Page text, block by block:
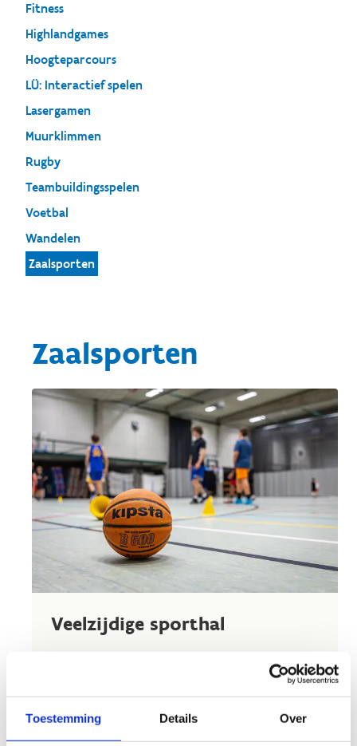
Toestemming Details Over
Fitness
Highlandgames
Hoogteparcours
LÜ: Interactief spelen
Lasergamen
Muurklimmen
Rugby
Teambuildingsspelen
Voetbal
Wandelen
Zaalsporten
Zaalsporten
Veelzijdige sporthal
heel wat verschillende sporten. Basketbal,
zaalvoetbal, volleybal, badminton, korfbal, maar
ook wieltjessporten zoals rolstoelbasketbal of